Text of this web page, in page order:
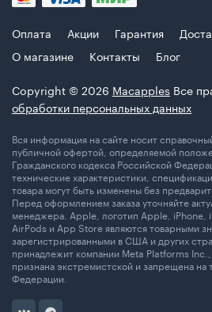
Оплата Акции Гарантия
О магазине
Контакты
Блог
Copyright © 2026 Macapples Все
обработки персональных данных
Вся информация на сайте носит
публичной офертой, определяемой
Гражданского кодекса Российской
технические характеристики,
товара могут быть изменены без
Перед оформлением заказа уточняйте
менеджера. Apple, логотип Apple, iPhone,
AirPods и App Store являются товарными
зарегистрированными в США и других
принадлежит компании Meta Platforms
признана экстремистской и запрещена
Федерации.